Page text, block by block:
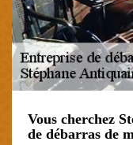
Vous cherchez
de débarras de